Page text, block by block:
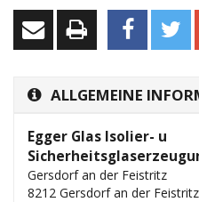
ALLGEMEINE
Egger Glas Isolier- u
Gersdorf an der Feistritz
8212 Gersdorf an der Feistritz